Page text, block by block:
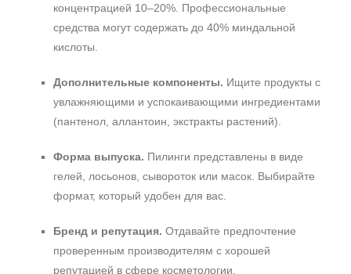
концентрацией 10–20%. Профессиональные
средства могут содержать до 40% миндальной
кислоты.
Дополнительные компоненты. Ищите продукты с
увлажняющими и успокаивающими ингредиентами
(пантенол, аллантоин, экстракты растений).
Форма выпуска. Пилинги представлены в виде
гелей, лосьонов, сывороток или масок. Выбирайте
формат, который удобен для вас.
Бренд и репутация. Отдавайте предпочтение
проверенным производителям с хорошей
репутацией в сфере косметологии.